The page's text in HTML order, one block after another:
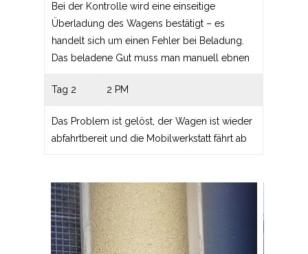
Bei der Kontrolle wird eine einseitige
Überladung des Wagens bestätigt – es
handelt sich um einen Fehler bei Beladung.
Das beladene Gut muss man manuell ebnen
Tag 2 2 PM
Das Problem ist gelöst, der Wagen ist wieder
abfahrtbereit und die Mobilwerkstatt fährt ab